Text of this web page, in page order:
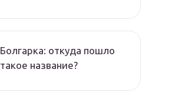
Болгарка: откуда пошло
такое название?